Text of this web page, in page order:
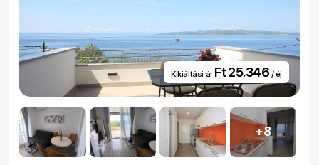
Kikiáltási ár Ft 25.346 / éj
+8